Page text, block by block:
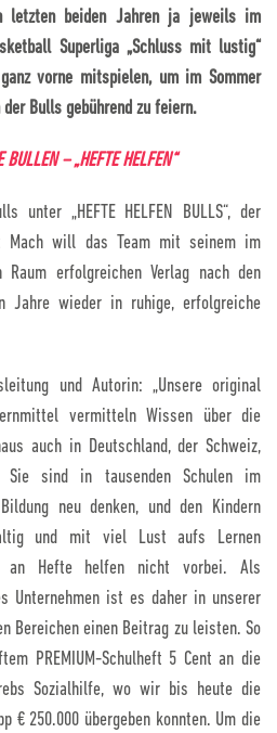
letzten beiden Jahren ja jeweils im
Superliga „Schluss mit lustig“
vorne mitspielen, um im Sommer
Bulls gebührend zu feiern.
BULLEN – „HEFTE HELFEN“
„HEFTE HELFEN BULLS“, der
Mach will das Team mit seinem im
Raum erfolgreichen Verlag nach den
Jahre wieder in ruhige, erfolgreiche
und Autorin: „Unsere original
vermitteln Wissen über die
auch in Deutschland, der Schweiz,
Sie sind in tausenden Schulen im
neu denken, und den Kindern
und mit viel Lust aufs Lernen
an Hefte helfen nicht vorbei. Als
Unternehmen ist es daher in unserer
Bereichen einen Beitrag zu leisten. So
PREMIUM-Schulheft 5 Cent an die
Sozialhilfe, wo wir bis heute die
€ 250.000 übergeben konnten. Um die